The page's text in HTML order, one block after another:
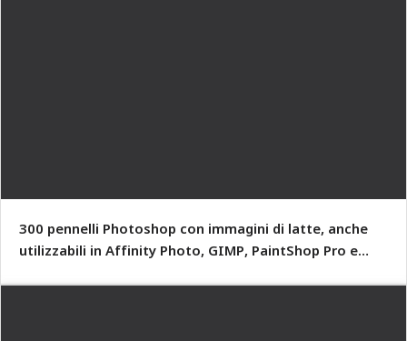
300 pennelli Photoshop con immagini di latte, anche
utilizzabili in Affinity Photo, GIMP, PaintShop Pro e